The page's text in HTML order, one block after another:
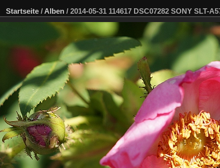
Startseite / Alben / 2014-05-31 114617 DSC07282 SONY SLT-